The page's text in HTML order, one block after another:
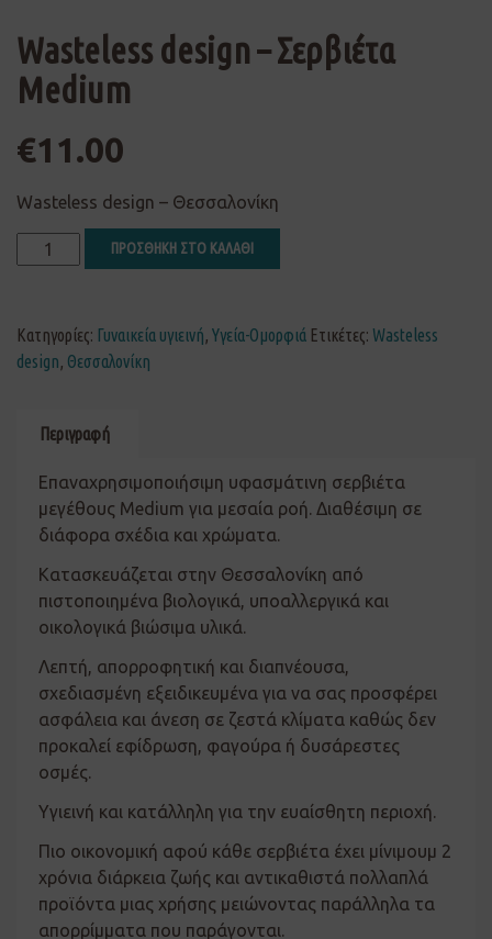
Wasteless design – Σερβιέτα
Medium
€11.00
Wasteless design – Θεσσαλονίκη
ΠΡΟΣΘΗΚΗ ΣΤΟ ΚΑΛΑΘΙ
Κατηγορίες: Γυναικεία υγιεινή, Υγεία-Ομορφιά Ετικέτες: Wasteless
design, Θεσσαλονίκη
Περιγραφή
Επαναχρησιμοποιήσιμη υφασμάτινη σερβιέτα
μεγέθους Medium για μεσαία ροή. Διαθέσιμη σε
διάφορα σχέδια και χρώματα.
Κατασκευάζεται στην Θεσσαλονίκη από
πιστοποιημένα βιολογικά, υποαλλεργικά και
οικολογικά βιώσιμα υλικά.
Λεπτή, απορροφητική και διαπνέουσα,
σχεδιασμένη εξειδικευμένα για να σας προσφέρει
ασφάλεια και άνεση σε ζεστά κλίματα καθώς δεν
προκαλεί εφίδρωση, φαγούρα ή δυσάρεστες
οσμές.
Υγιεινή και κατάλληλη για την ευαίσθητη περιοχή.
Πιο οικονομική αφού κάθε σερβιέτα έχει μίνιμουμ 2
χρόνια διάρκεια ζωής και αντικαθιστά πολλαπλά
προϊόντα μιας χρήσης μειώνοντας παράλληλα τα
απορρίμματα που παράγονται.